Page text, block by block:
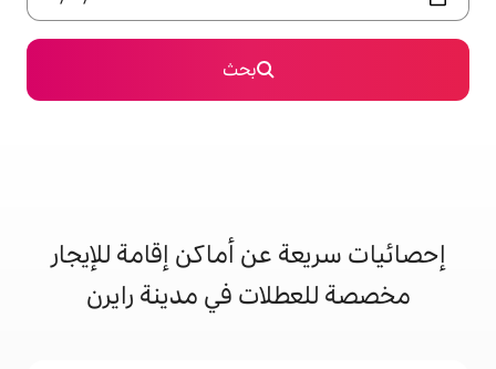
عن أماكن إقامة للإيجار
في مدينة رايرن